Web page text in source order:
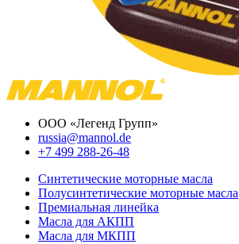
ООО «Легенд Групп»
russia@mannol.de
+7 499 288-26-48
Синтетические моторные масла
Полусинтетические моторные масла
Премиальная линейка
Масла для АКПП
Масла для МКПП